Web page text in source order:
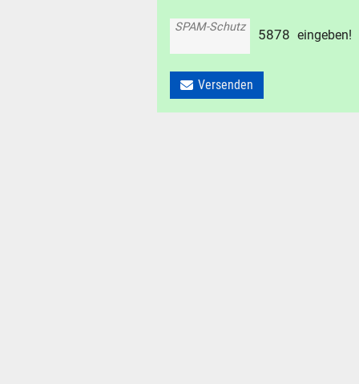
SPAM-Schutz 5878 eingeben!
Versenden